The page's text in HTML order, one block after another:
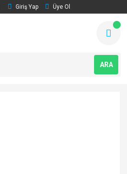
Giriş Yap Üye Ol
ARA